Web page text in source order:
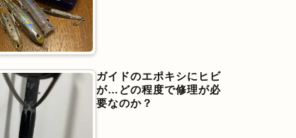
ガイドのエポキシにヒビ
が…どの程度で修理が必
要なのか？